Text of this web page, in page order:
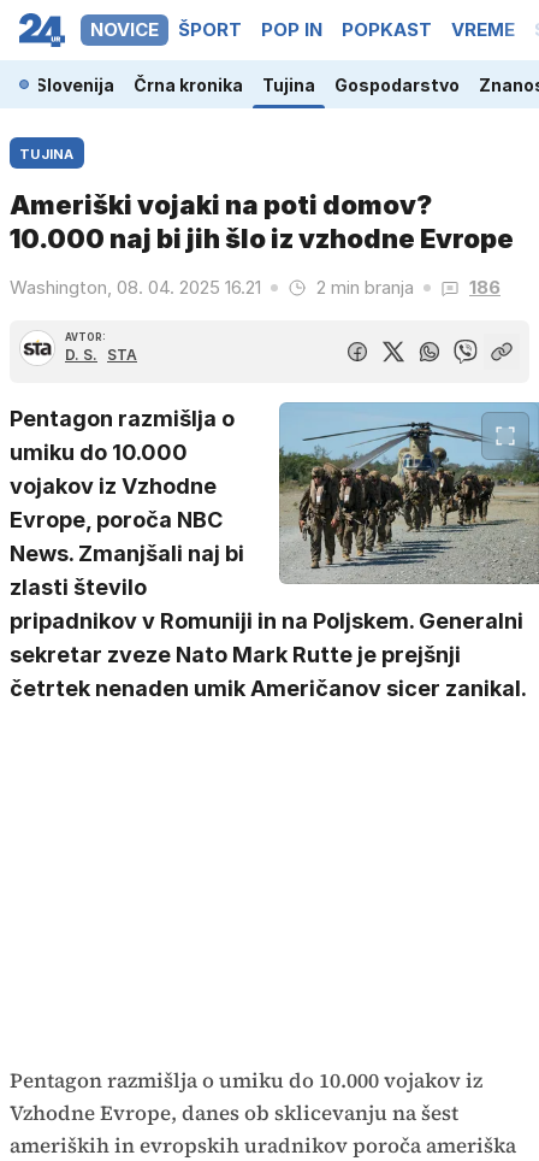
NOVICE ŠPORT POP IN POPKAST VREME
Slovenija Črna kronika Tujina Gospodarstvo
TUJINA
Ameriški vojaki na poti domov?
10.000 naj bi jih šlo iz vzhodne Evrope
Washington, 08. 04. 2025 16.21 2 min branja 186
AVTOR:
D. S. STA
Pentagon razmišlja o
umiku do 10.000
vojakov iz Vzhodne
Evrope, poroča NBC
News. Zmanjšali naj bi
zlasti število
pripadnikov v Romuniji in na Poljskem. Generalni
sekretar zveze Nato Mark Rutte je prejšnji
četrtek nenaden umik Američanov sicer zanikal.
Pentagon razmišlja o umiku do 10.000 vojakov iz
Vzhodne Evrope, danes ob sklicevanju na šest
ameriških in evropskih uradnikov poroča ameriška